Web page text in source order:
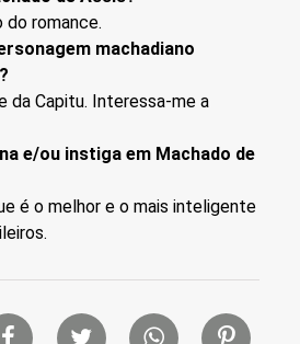
do romance.
machadiano
da Capitu. Interessa-me a
e/ou instiga em Machado de
é o melhor e o mais inteligente